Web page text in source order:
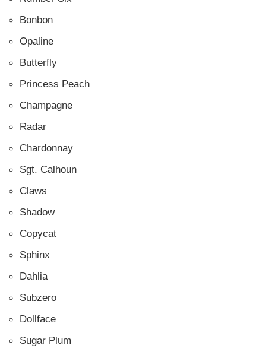
Bonbon
Opaline
Butterfly
Princess Peach
Champagne
Radar
Chardonnay
Sgt. Calhoun
Claws
Shadow
Copycat
Sphinx
Dahlia
Subzero
Dollface
Sugar Plum